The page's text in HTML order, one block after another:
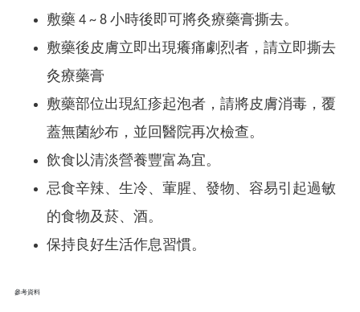
敷藥 4 ~ 8 小時後即可將灸療藥膏撕去。
敷藥後皮膚立即出現癢痛劇烈者，請立即撕去
灸療藥膏
敷藥部位出現紅疹起泡者，請將皮膚消毒，覆
蓋無菌紗布，並回醫院再次檢查。
飲食以清淡營養豐富為宜。
忌食辛辣、生冷、葷腥、發物、容易引起過敏
的食物及菸、酒。
保持良好生活作息習慣。
參考資料